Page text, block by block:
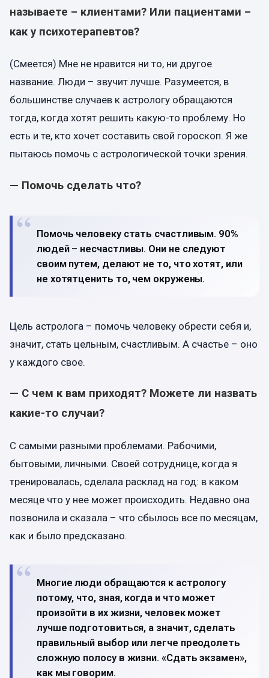
называете – клиентами? Или пациентами –
как у психотерапевтов?
(Смеется) Мне не нравится ни то, ни другое
название. Люди – звучит лучше. Разумеется, в
большинстве случаев к астрологу обращаются
тогда, когда хотят решить какую-то проблему. Но
есть и те, кто хочет составить свой гороскоп. Я же
пытаюсь помочь с астрологической точки зрения.
— Помочь сделать что?
Помочь человеку стать счастливым. 90%
людей – несчастливы. Они не следуют
своим путем, делают не то, что хотят, или
не хотятценить то, чем окружены.
Цель астролога – помочь человеку обрести себя и,
значит, стать цельным, счастливым. А счастье – оно
у каждого свое.
— С чем к вам приходят? Можете ли назвать
какие-то случаи?
С самыми разными проблемами. Рабочими,
бытовыми, личными. Своей сотруднице, когда я
тренировалась, сделала расклад на год: в каком
месяце что у нее может происходить. Недавно она
позвонила и сказала – что сбылось все по месяцам,
как и было предсказано.
Многие люди обращаются к астрологу
потому, что, зная, когда и что может
произойти в их жизни, человек может
лучше подготовиться, а значит, сделать
правильный выбор или легче преодолеть
сложную полосу в жизни. «Сдать экзамен»,
как мы говорим.